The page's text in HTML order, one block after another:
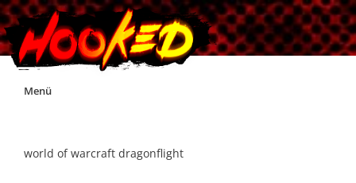
Skip
Menü
world of warcraft dragonflight